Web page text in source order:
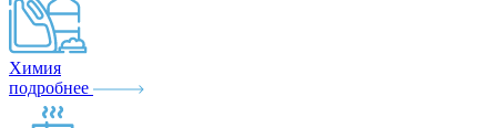
Химия
подробнее